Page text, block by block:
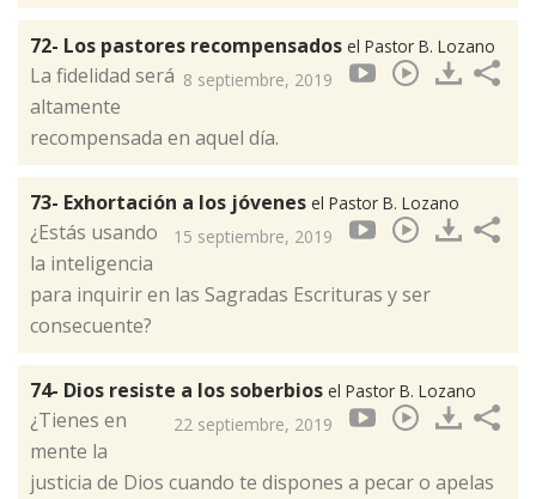
72- Los pastores recompensados el Pastor B. Lozano
8 septiembre, 2019
La fidelidad será
altamente
recompensada en aquel día.
73- Exhortación a los jóvenes el Pastor B. Lozano
15 septiembre, 2019
¿Estás usando
la inteligencia
para inquirir en las Sagradas Escrituras y ser
consecuente?
74- Dios resiste a los soberbios el Pastor B. Lozano
22 septiembre, 2019
¿Tienes en
mente la
justicia de Dios cuando te dispones a pecar o apelas